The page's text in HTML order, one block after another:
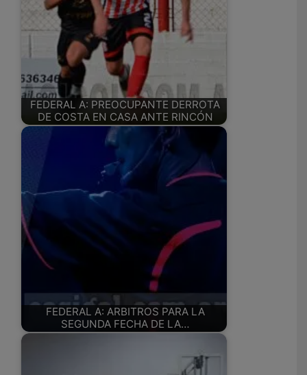
FEDERAL A: PREOCUPANTE DERROTA
DE COSTA EN CASA ANTE RINCÓN
FEDERAL A: ARBITROS PARA LA
SEGUNDA FECHA DE LA…